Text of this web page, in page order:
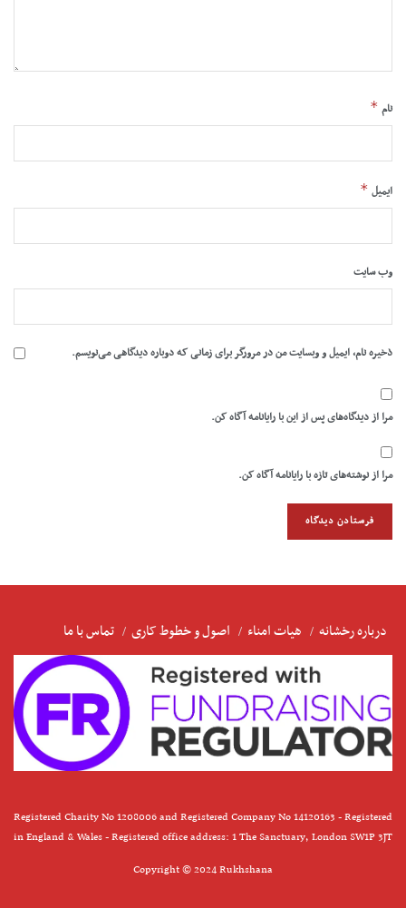
نام *
ایمیل *
وب‌ سایت
ذخیره نام، ایمیل و وبسایت من در مرورگر برای زمانی که دوباره دیدگاهی می‌نویسم.
مرا از دیدگاه‌های پس از این با رایانامه آگاه کن.
مرا از نوشته‌های تازه با رایانامه آگاه کن.
درباره رخشانه هیات امناء اصول و خطوط کاری تماس با ما
Registered Charity No 1208006 and Registered Company No 14120163 - Registered
in England & Wales - Registered office address: 1 The Sanctuary, London SW1P 3JT
Copyright © 2024 Rukhshana